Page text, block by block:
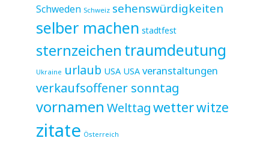
Schweden Schweiz sehenswürdigkeiten
selber machen stadtfest
sternzeichen traumdeutung
Ukraine urlaub USA USA veranstaltungen
verkaufsoffener sonntag
vornamen Welttagwetterwitze
zitate Österreich